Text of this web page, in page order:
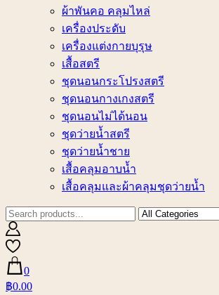
ผ้าพันคอ คลุมไหล่
เครื่องประดับ
เครื่องแต่งกายบุรุษ
เสื้อสตรี
ชุดนอนกระโปรงสตรี
ชุดนอนกางเกงสตรี
ชุดนอนไม่ได้นอน
ชุดว่ายน้ำสตรี
ชุดว่ายน้ำชาย
เสื้อคลุมอาบน้ำ
เสื้อคลุมและผ้าคลุมชุดว่ายน้ำ
0
฿0.00